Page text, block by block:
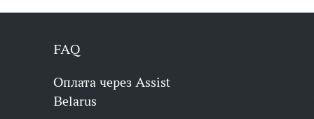
FAQ
Оплата через Assist
Belarus